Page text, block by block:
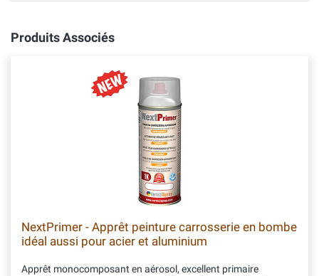
Produits Associés
NextPrimer - Apprêt peinture carrosserie en bombe
idéal aussi pour acier et aluminium
Apprêt monocomposant en aérosol, excellent primaire